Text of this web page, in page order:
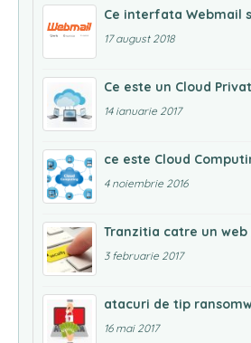
Ce interfata Webmail
17 august 2018
Ce este un Cloud
14 ianuarie 2017
ce este Cloud
4 noiembrie 2016
Tranzitia catre un
3 februarie 2017
atacuri de tip
16 mai 2017